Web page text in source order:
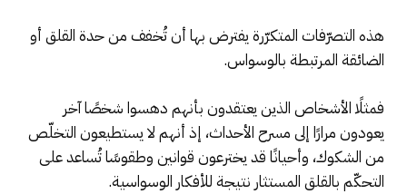
هذه التصرّفات المتكرّرة يفترض بها أن تُخفف من حدة القلق أو
الضائقة المرتبطة بالوسواس.
فمثلًا الأشخاص الذين يعتقدون بأنهم دهسوا شخصًا آخر
يعودون مرارًا إلى مسرح الأحداث، إذ أنهم لا يستطيعون التخلّص
من الشكوك، وأحيانًا قد يخترعون قوانين وطقوسًا تُساعد على
التحكّم بالقلق المستثار نتيجة للأفكار الوسواسية.